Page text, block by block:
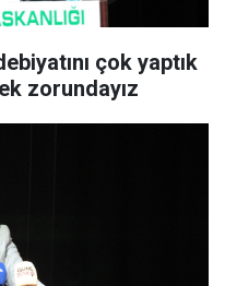
çok yaptık
zorundayız